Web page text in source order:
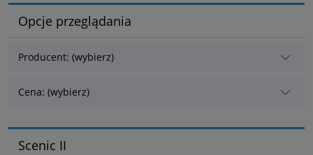
Opcje przeglądania
Producent: (wybierz)
Cena: (wybierz)
Scenic II